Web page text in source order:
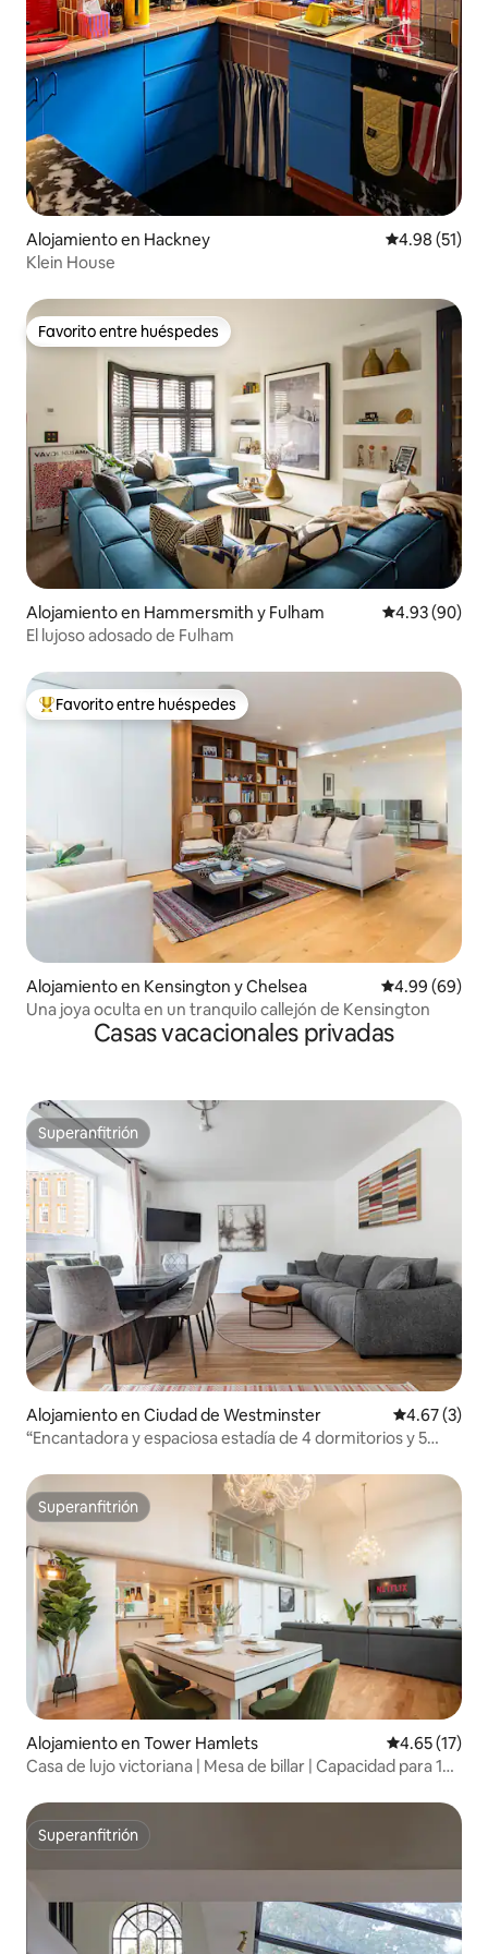
Alojamiento en Hackney Calificación
4.98 (51)
Klein House
Favorito entre huéspedes
Favorito entre huéspedes
Alojamiento en Hammersmith y Fulham Calificación
4.93 (90)
El lujoso adosado de Fulham
Favorito entre huéspedes preferido
Favorito entre huéspedes
Alojamiento en Kensington y Chelsea Calificación
4.99 (69)
Una joya oculta en un tranquilo callejón de Kensington
Casas vacacionales privadas
Superanfitrión
Superanfitrión
Alojamiento en Ciudad de Westminster Calificación
4.67 (3)
“Encantadora y espaciosa estadía de 4 dormitorios y 5
Superanfitrión
Superanfitrión
Alojamiento en Tower Hamlets Calificación
4.65 (17)
Casa de lujo victoriana | Mesa de billar | Capacidad para 10
Superanfitrión
Superanfitrión